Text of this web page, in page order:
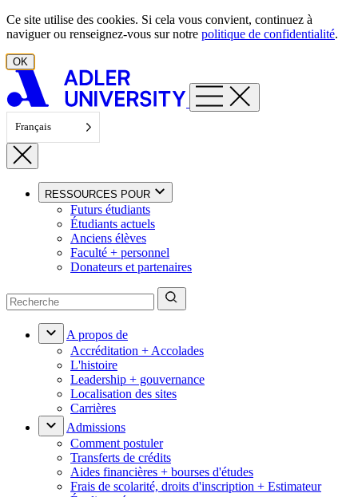
Aller au contenu
Ce site utilise des cookies. Si cela vous convient, continuez à
naviguer ou renseignez-vous sur notre politique de confidentialité.
OK
Français
RESSOURCES POUR
Futurs étudiants
Étudiants actuels
Anciens élèves
Faculté + personnel
Donateurs et partenaires
A propos de
Accréditation + Accolades
L'histoire
Leadership + gouvernance
Localisation des sites
Carrières
Admissions
Comment postuler
Transferts de crédits
Aides financières + bourses d'études
Frais de scolarité, droits d'inscription + Estimateur